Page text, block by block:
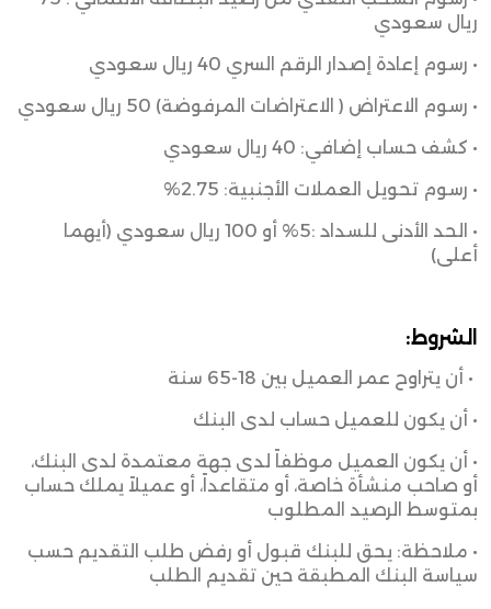
ريال سعودي
• رسوم إعادة إصدار الرقم السري 40 ريال سعودي
• رسوم الاعتراض ( الاعتراضات المرفوضة) 50 ريال سعودي
• كشف حساب إضافي: 40 ريال سعودي
• رسوم تحويل العملات الأجنبية: 2.75%
• الحد الأدنى للسداد :5% أو 100 ريال سعودي (أيهما
أعلى)
الشروط:
• أن يتراوح عمر العميل بين 18-65 سنة
• أن يكون للعميل حساب لدى البنك
• أن يكون العميل موظفاً لدى جهة معتمدة لدى البنك،
أو صاحب منشأة خاصة، أو متقاعداً، أو عميلاً يملك حساب
بمتوسط الرصيد المطلوب
• ملاحظة: يحق للبنك قبول أو رفض طلب التقديم حسب
سياسة البنك المطبقة حين تقديم الطلب